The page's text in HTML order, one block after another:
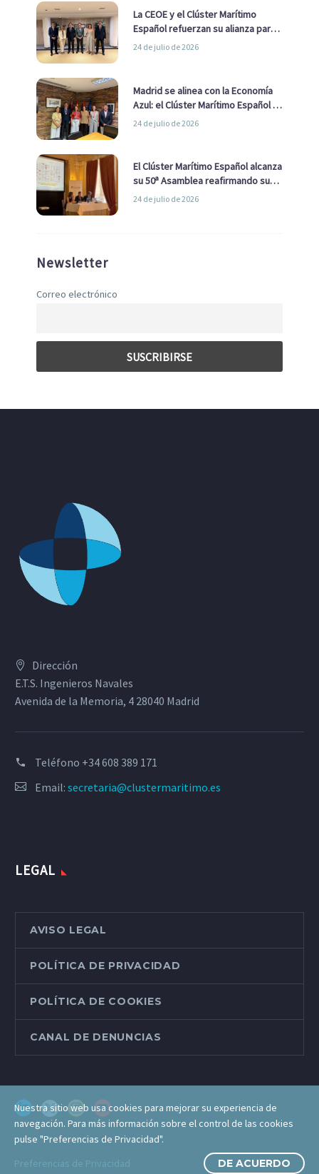
La CEOE y el Clúster Marítimo
Español refuerzan su alianza para
impulsar una estrategia Nacional
24 de julio de 2026
Madrid se alinea con la Economía
Azul: el Clúster Marítimo Español y
la Real Liga Naval avanzan alianzas
24 de julio de 2026
El Clúster Marítimo Español alcanza
su 50ª Asamblea reafirmando su
liderazgo en la Economía Azul
24 de julio de 2026
Newsletter
Correo electrónico
Dirección
E.T.S. Ingenieros Navales
Avenida de la Memoria, 4 28040 Madrid
Teléfono +34 608 389 171
Email: secretaria@clustermaritimo.es
LEGAL
AVISO LEGAL
POLÍTICA DE PRIVACIDAD
POLÍTICA DE COOKIES
CANAL DE DENUNCIAS
Nuestra sitio web usa cookies para mejorar su experiencia de
navegación. Para más información sobre el control de las cookies
pulse "Preferencias de Privacidad".
Preferencias de Privacidad
DE ACUERDO